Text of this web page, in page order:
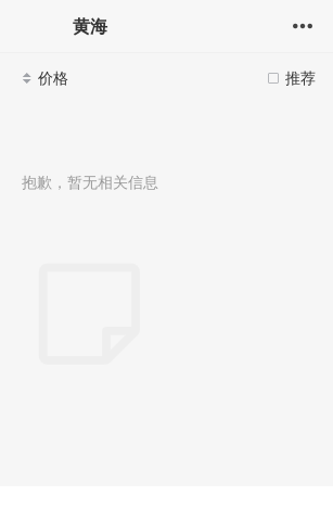
黄海
推荐
价格
抱歉，暂无相关信息